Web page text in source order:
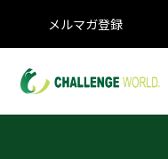
メルマガ登録